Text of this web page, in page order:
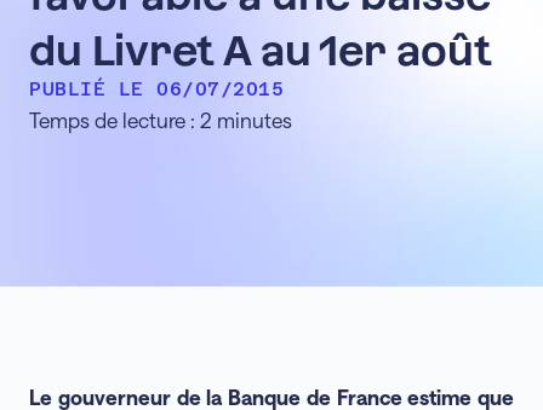
du Livret A au 1er août
PUBLIÉ LE 06/07/2015
Temps de lecture : 2 minutes
Le gouverneur de la Banque de France estime que